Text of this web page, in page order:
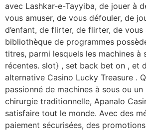
avec Lashkar-e-Tayyiba, de jouer à
vous amuser, de vous défouler, de
d’enfant, de flirter, de flirter, de
bibliothèque de programmes
titres, parmi lesquels les machines à
récentes. slot} , set back bet on , et
alternative Casino Lucky Treasure .
passionné de machines à sous ou
chirurgie traditionnelle, Apanalo
satisfaire tout le monde. Avec des
paiement sécurisées, des